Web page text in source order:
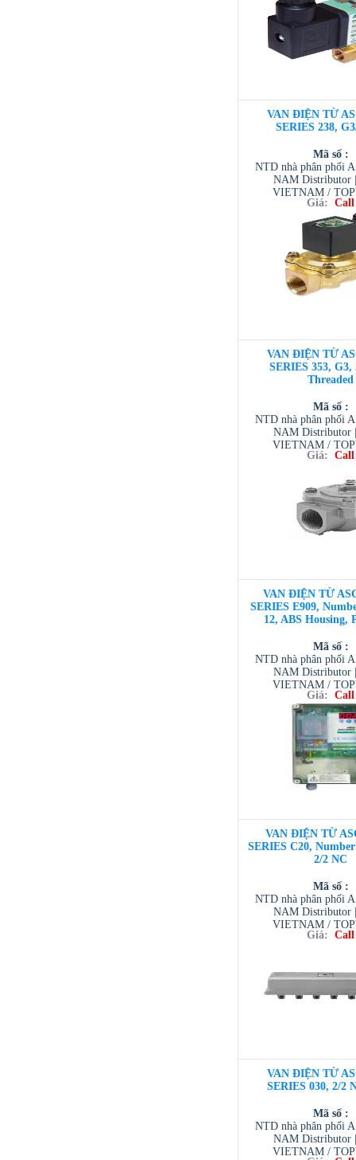
VAN ĐIỆN TỪ
SERIES 238,
Mã số :
NTD nhà phân phối
NAM Distributor
VIETNAM /
VIETNAM /
/ TESCOM
Giá: Call
VAN ĐIỆN TỪ
SERIES 353, G3,
Threaded
Mã số :
NTD nhà phân phối
NAM Distributor
VIETNAM /
VIETNAM /Giá: Call
VAN ĐIỆN TỪ
SERIES E909,
12, ABS Housing,
Mã số :
NTD nhà phân phối
NAM Distributor
VIETNAM /
VIETNAM /
/ TESCOM
Giá: Call
VAN ĐIỆN TỪ
SERIES C20,
2/2 NC
Mã số :
NTD nhà phân phối
NAM Distributor
VIETNAM /
VIETNAM /Giá: Call
VAN ĐIỆN TỪ
SERIES 030, 2/2
Mã số :
NTD nhà phân phối
NAM Distributor
VIETNAM /